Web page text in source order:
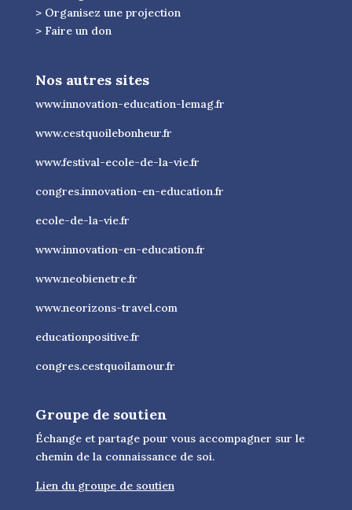
> Organisez une projection
> Faire un don
Nos autres sites
www.innovation-education-lemag.fr
www.cestquoilebonheur.fr
www.festival-ecole-de-la-vie.fr
congres.innovation-en-education.fr
ecole-de-la-vie.fr
www.innovation-en-education.fr
www.neobienetre.fr
www.neorizons-travel.com
educationpositive.fr
congres.cestquoilamour.fr
Groupe de soutien
Échange et partage pour vous accompagner sur le
chemin de la connaissance de soi.
Lien du groupe de soutien